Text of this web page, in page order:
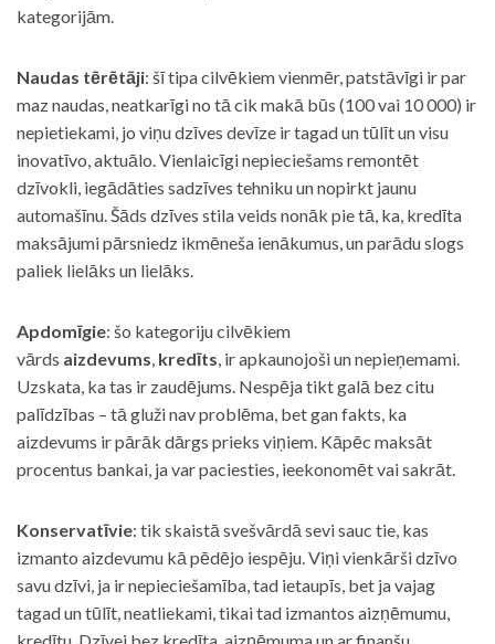
kategorijām.
Naudas tērētāji: šī tipa cilvēkiem vienmēr, patstāvīgi ir par
maz naudas, neatkarīgi no tā cik makā būs (100 vai 10 000) ir
nepietiekami, jo viņu dzīves devīze ir tagad un tūlīt un visu
inovatīvo, aktuālo. Vienlaicīgi nepieciešams remontēt
dzīvokli, iegādāties sadzīves tehniku un nopirkt jaunu
automašīnu. Šāds dzīves stila veids nonāk pie tā, ka, kredīta
maksājumi pārsniedz ikmēneša ienākumus, un parādu slogs
paliek lielāks un lielāks.
Apdomīgie: šo kategoriju cilvēkiem
vārds aizdevums, kredīts, ir apkaunojoši un nepieņemami.
Uzskata, ka tas ir zaudējums. Nespēja tikt galā bez citu
palīdzības – tā gluži nav problēma, bet gan fakts, ka
aizdevums ir pārāk dārgs prieks viņiem. Kāpēc maksāt
procentus bankai, ja var paciesties, ieekonomēt vai sakrāt.
Konservatīvie: tik skaistā svešvārdā sevi sauc tie, kas
izmanto aizdevumu kā pēdējo iespēju. Viņi vienkārši dzīvo
savu dzīvi, ja ir nepieciešamība, tad ietaupīs, bet ja vajag
tagad un tūlīt, neatliekami, tikai tad izmantos aizņēmumu,